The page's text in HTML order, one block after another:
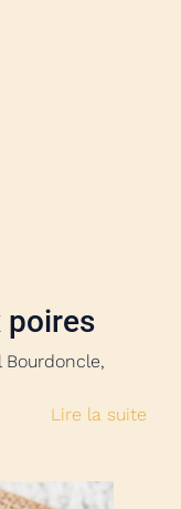
poires
Lire la suite